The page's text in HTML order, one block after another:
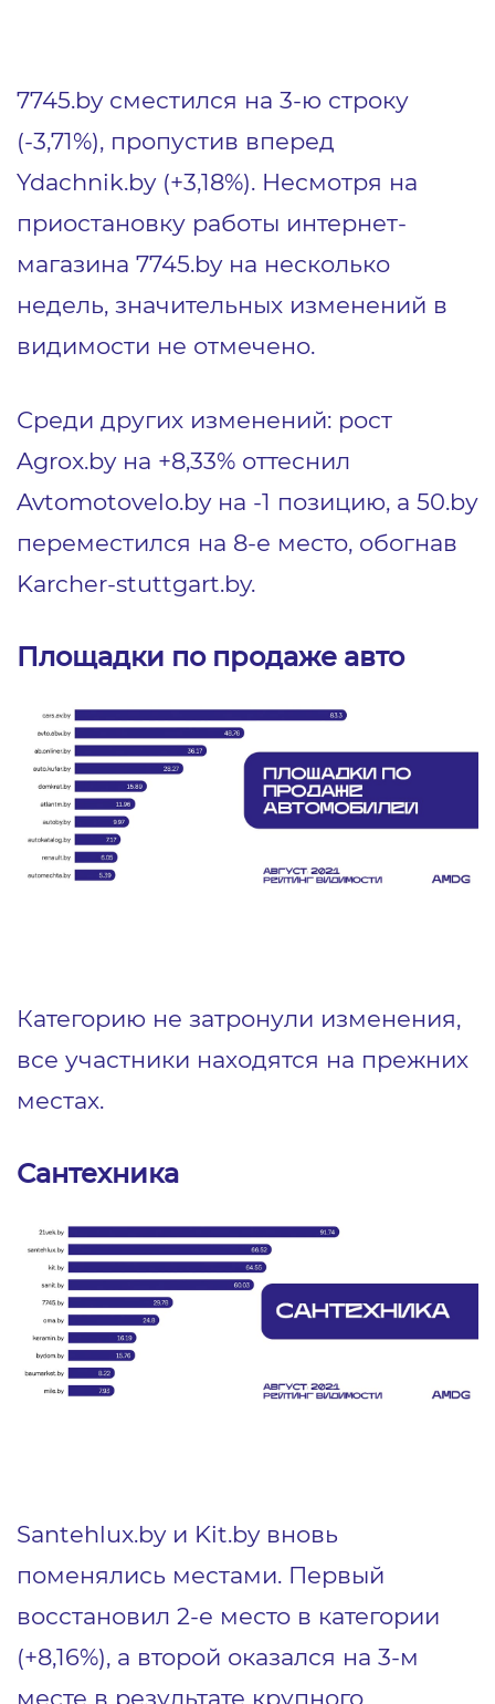
7745.by сместился на 3-ю строку
(-3,71%), пропустив вперед
Ydachnik.by (+3,18%). Несмотря на
приостановку работы интернет-
магазина 7745.by на несколько
недель, значительных изменений в
видимости не отмечено.
Среди других изменений: рост
Agrox.by на +8,33% оттеснил
Avtomotovelo.by на -1 позицию, а 50.bу
переместился на 8-е место, обогнав
Karcher-stuttgart.by.
Площадки по продаже авто
Категорию не затронули изменения,
все участники находятся на прежних
местах.
Сантехника
Santehlux.by и Kit.by вновь
поменялись местами. Первый
восстановил 2-е место в категории
(+8,16%), а второй оказался на 3-м
месте в результате крупного